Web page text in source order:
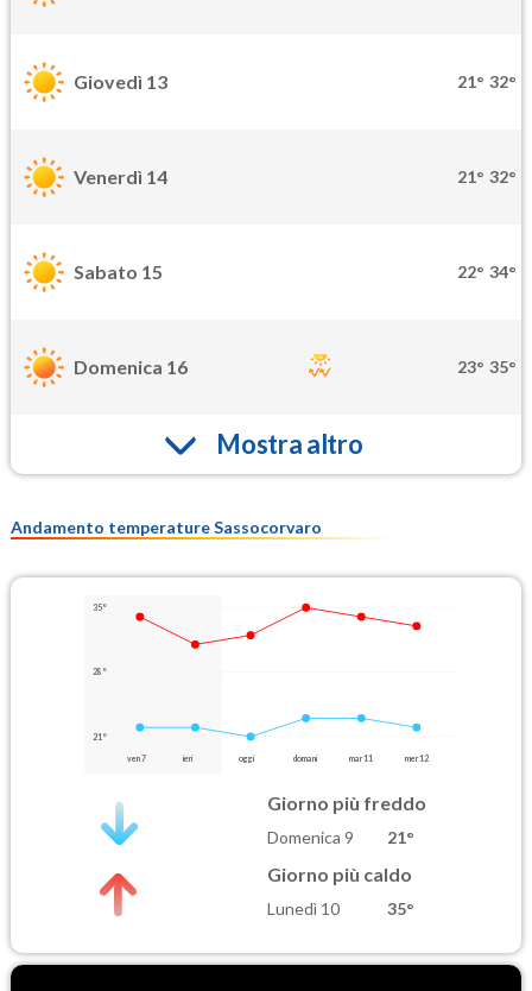
Giovedì 13 21° 32°
Venerdì 14 21° 32°
Sabato 15 22° 34°
Domenica 16 23° 35°
Mostra altro
Andamento temperature Sassocorvaro
35°
28°
21°
ven 7 ieri oggi domani mar 11 mer 12
Giorno più freddo
Domenica 9 21°
Giorno più caldo
Lunedì 10 35°